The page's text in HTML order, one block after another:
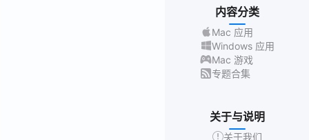
内容分类
Mac 应用
Windows 应用
Mac 游戏
专题合集
关于与说明
关于我们